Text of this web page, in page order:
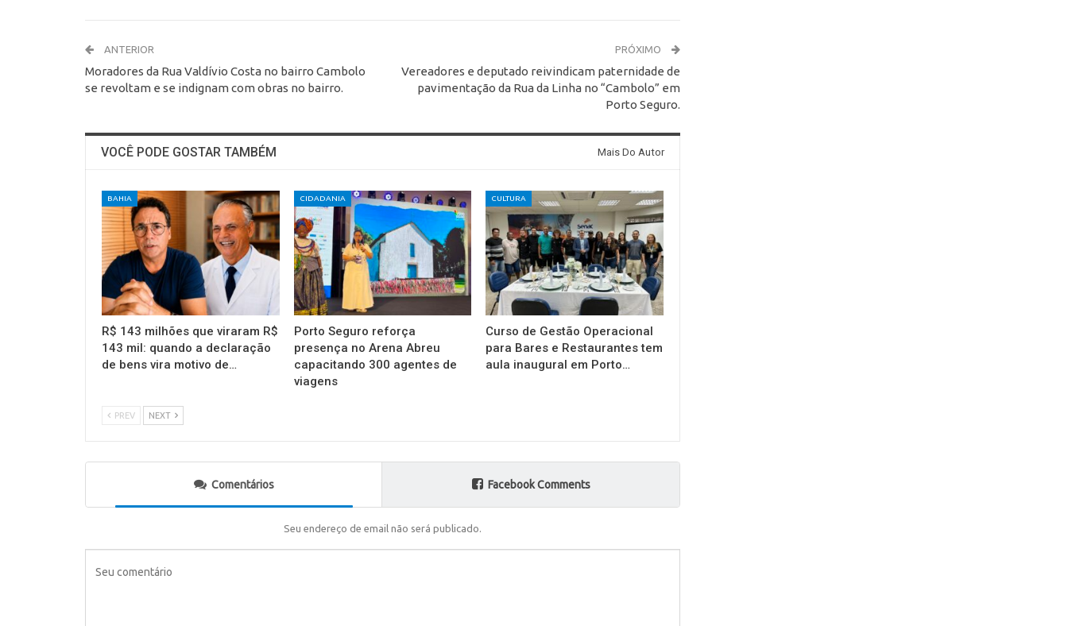
ANTERIOR
Moradores da Rua Valdívio Costa no bairro Cambolo
se revoltam e se indignam com obras no bairro.
PRÓXIMO
Vereadores e deputado reivindicam paternidade de
pavimentação da Rua da Linha no “Cambolo” em
Porto Seguro.
VOCÊ PODE GOSTAR TAMBÉM Mais Do Autor
BAHIA
R$ 143 milhões que viraram R$
143 mil: quando a declaração
de bens vira motivo de…
CIDADANIA
Porto Seguro reforça
presença no Arena Abreu
capacitando 300 agentes de
viagens
CULTURA
Curso de Gestão Operacional
para Bares e Restaurantes tem
aula inaugural em Porto…
PREV NEXT
Comentários Facebook Comments
Seu endereço de email não será publicado.